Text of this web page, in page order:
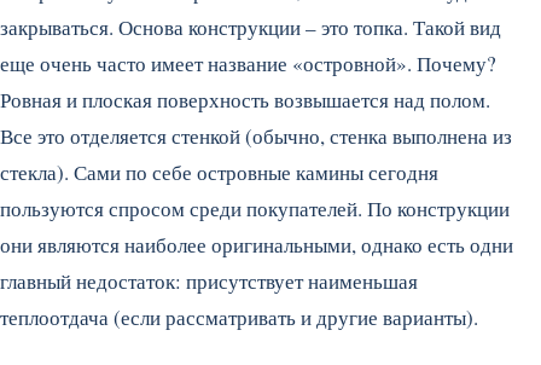
закрываться. Основа конструкции – это топка. Такой вид
еще очень часто имеет название «островной». Почему?
Ровная и плоская поверхность возвышается над полом.
Все это отделяется стенкой (обычно, стенка выполнена из
стекла). Сами по себе островные камины сегодня
пользуются спросом среди покупателей. По конструкции
они являются наиболее оригинальными, однако есть одни
главный недостаток: присутствует наименьшая
теплоотдача (если рассматривать и другие варианты).